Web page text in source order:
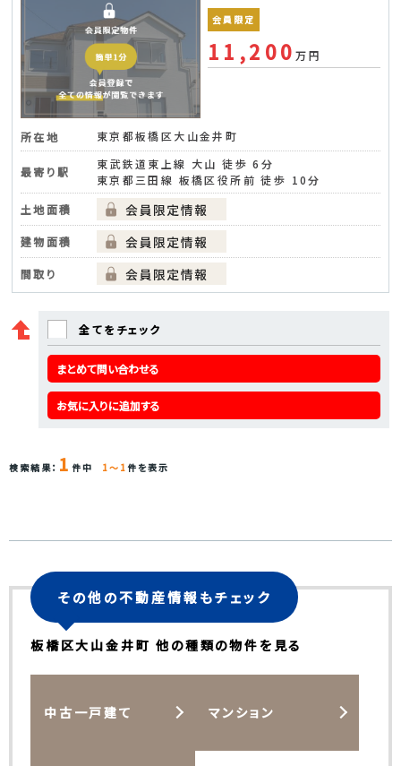
会員限定
11,200万円
所在地 東京都板橋区大山金井町
最寄り駅
東武鉄道東上線 大山 徒歩 6分
東京都三田線 板橋区役所前 徒歩 10分
土地面積
建物面積
間取り
全てをチェック
まとめて問い合わせる
お気に入りに追加する
検索結果： 1 件中 1～1件を表示
その他の不動産情報もチェック
板橋区大山金井町 他の種類の物件を見る
中古一戸建て マンション